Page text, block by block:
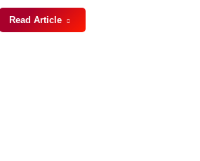
Read Article